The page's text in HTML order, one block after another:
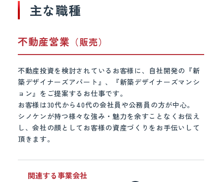
主な職種
不動産営業 （販売）
不動産投資を検討されているお客様に、自社開発の『新
築デザイナーズアパート』、『新築デザイナーズマンシ
ョン』をご提案するお仕事です。
お客様は30代から40代の会社員や公務員の方が中心。
シノケンが持つ様々な強み・魅力を余すことなくお伝え
し、会社の顔としてお客様の資産づくりをお手伝いして
頂きます。
関連する事業会社